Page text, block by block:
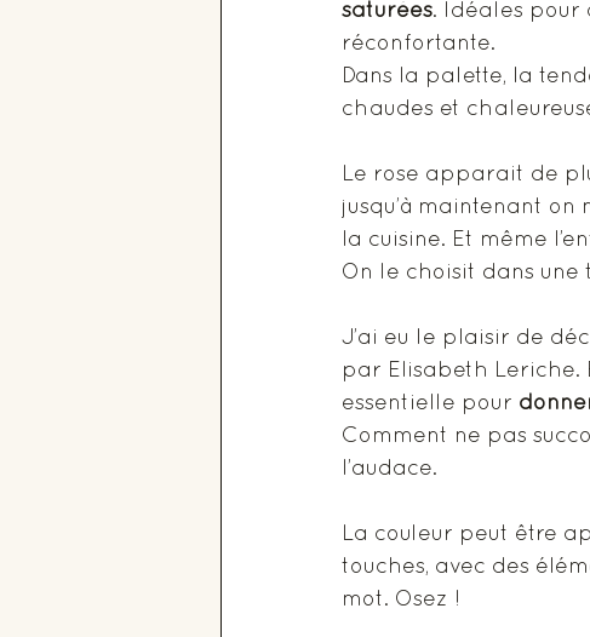
saturées. Idéales pour
réconfortante.
Dans la palette, la
chaudes et
Le rose apparait de
jusqu’à maintenant on
la cuisine. Et même
On le choisit dans une
J’ai eu le plaisir de
par Elisabeth Leriche.
essentielle pour
Comment ne pas
l’audace.
La couleur peut être
touches, avec des
mot. Osez !